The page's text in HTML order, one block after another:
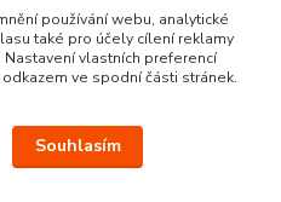
používání webu, analytické
také pro účely cílení reklamy
vlastních preferencí
ve spodní části stránek.
Souhlasím